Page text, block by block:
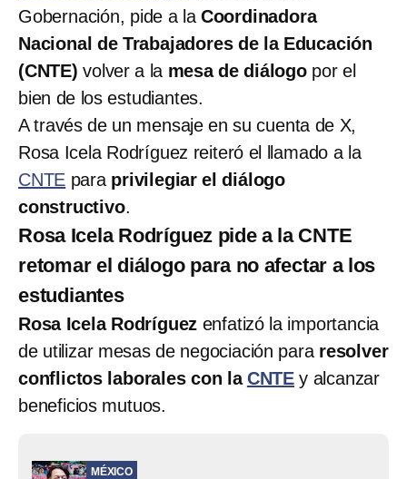
Gobernación, pide a la Coordinadora
Nacional de Trabajadores de la Educación
(CNTE)volver a la mesa de diálogopor el
bien de los estudiantes.
A través de un mensaje en su cuenta de X,
Rosa Icela Rodríguez reiteró el llamado a la
CNTE para privilegiar el diálogo
constructivo.
Rosa Icela Rodríguez pide a la CNTE
retomar el diálogo para no afectar a los
estudiantes
Rosa Icela Rodríguez enfatizó la importancia
de utilizar mesas de negociación pararesolver
conflictos laborales con laCNTE y alcanzar
beneficios mutuos.
MÉXICO